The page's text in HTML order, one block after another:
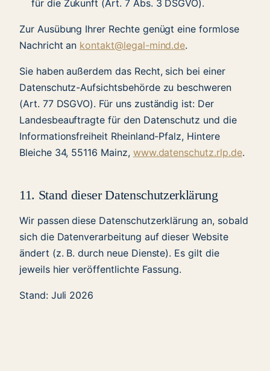
für die Zukunft (Art. 7 Abs. 3 DSGVO).
Zur Ausübung Ihrer Rechte genügt eine formlose
Nachricht an kontakt@legal-mind.de.
Sie haben außerdem das Recht, sich bei einer
Datenschutz-Aufsichtsbehörde zu beschweren
(Art. 77 DSGVO). Für uns zuständig ist: Der
Landesbeauftragte für den Datenschutz und die
Informationsfreiheit Rheinland-Pfalz, Hintere
Bleiche 34, 55116 Mainz, www.datenschutz.rlp.de.
11. Stand dieser Datenschutzerklärung
Wir passen diese Datenschutzerklärung an, sobald
sich die Datenverarbeitung auf dieser Website
ändert (z. B. durch neue Dienste). Es gilt die
jeweils hier veröffentlichte Fassung.
Stand: Juli 2026